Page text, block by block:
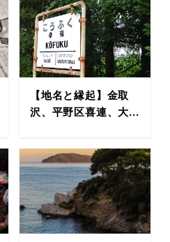
【地名と縁起】金取
沢、平野区喜連、大...